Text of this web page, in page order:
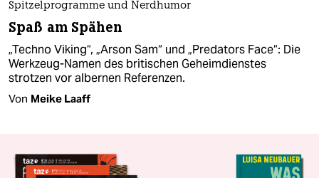
Spitzelprogramme und Nerdhumor
Spaß am Spähen
„Techno Viking“, „Arson Sam“ und „Predators Face“: Die
Werkzeug-Namen des britischen Geheimdienstes
strotzen vor albernen Referenzen.
Von Meike Laaff